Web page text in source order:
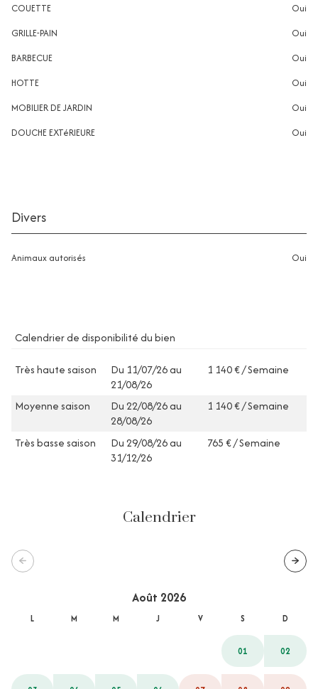
COUETTE
oui
GRILLE-PAIN
oui
BARBECUE
oui
HOTTE
oui
MOBILIER DE JARDIN
oui
DOUCHE EXTéRIEURE
oui
Divers
Animaux autorisés oui
Calendrier de disponibilité du bien
Très haute saison
Du 11/07/26 au
21/08/26
1 140 € / Semaine
Moyenne saison
Du 22/08/26 au
28/08/26
1 140 € / Semaine
Très basse saison
Du 29/08/26 au
31/12/26
765 € / Semaine
Calendrier
Août 2026
L M M J V S D
01 02